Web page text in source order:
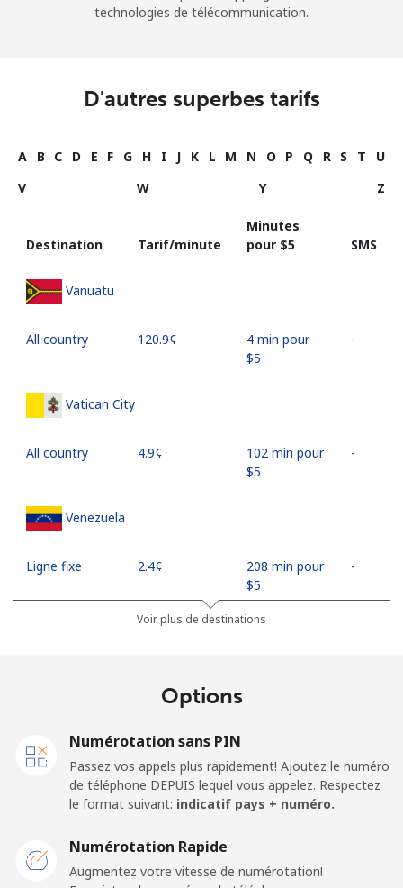
technologies de télécommunication.
D'autres superbes tarifs
A B C D E F G H I J K L M N O P Q R S T
U
V
W Y Z
Destination Tarif/minute
Minutes
pour ⁦$5⁩
SMS
Vanuatu
All country ⁦120.9¢⁩
4 min pour
⁦$5⁩
-
Vatican City
All country ⁦4.9¢⁩
102 min pour
⁦$5⁩
-
Venezuela
Ligne fixe ⁦2.4¢⁩
208 min pour
⁦$5⁩
-
⁦10.9¢⁩
45 min pour
⁦4.9¢⁩
Ligne fixe ⁦10.5¢⁩
47 min pour
Mobile ⁦10.5¢⁩
47 min pour
Voir plus de destinations
Options
Numérotation sans PIN
Passez vos appels plus rapidement! Ajoutez le numéro
de téléphone DEPUIS lequel vous appelez. Respectez
le format suivant: indicatif pays + numéro.
Numérotation Rapide
Augmentez votre vitesse de numérotation!